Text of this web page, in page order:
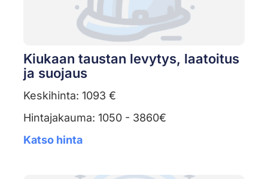
Kiukaan taustan levytys, laatoitus
ja suojaus
Keskihinta: 1093 €
Hintajakauma: 1050 - 3860€
Katso hinta